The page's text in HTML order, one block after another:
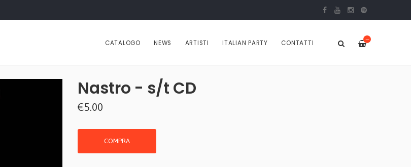
—
CATALOGO NEWS ARTISTI ITALIAN PARTY CONTATTI
Nastro - s/t CD
€5.00
COMPRA